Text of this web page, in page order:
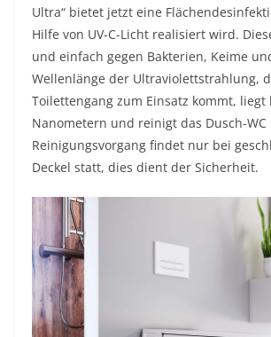
Ultra“ bietet jetzt eine
Hilfe von UV-C-Licht realisiert wird.
und einfach gegen Bakterien, Keime
Wellenlänge der Ultraviolettstrahlung,
Toilettengang zum Einsatz kommt, liegt
Nanometern und reinigt das Dusch-
Reinigungsvorgang findet nur bei
Deckel statt, dies dient der Sicherheit.